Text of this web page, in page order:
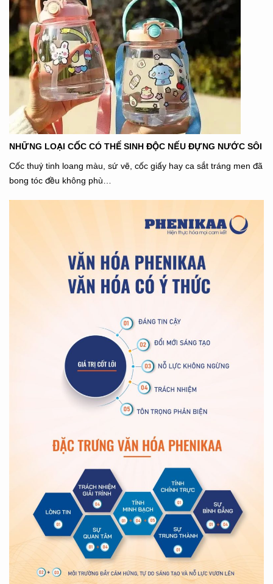
NHỮNG LOẠI CỐC CÓ THỂ SINH ĐỘC NẾU ĐỰNG NƯỚC SÔI
Cốc thuỷ tinh loang màu, sứ vẽ, cốc giấy hay ca sắt tráng men đã
bong tóc đều không phù…